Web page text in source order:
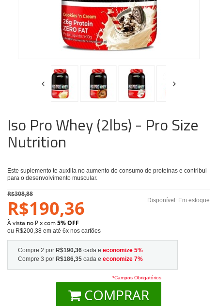
Iso Pro Whey (2lbs) - Pro Size
Nutrition
Este suplemento te auxilia no aumento do consumo de proteínas e contribui
para o desenvolvimento muscular.
Disponível: Em estoque
R$308,88
R$190,36
À vista no Pix com5% OFF
ou R$200,38 em até 6x nos cartões
Compre 2 por R$190,36 cada e economize 5%
Compre 3 por R$186,35 cada e economize 7%
*Campos Obrigatórios
COMPRAR